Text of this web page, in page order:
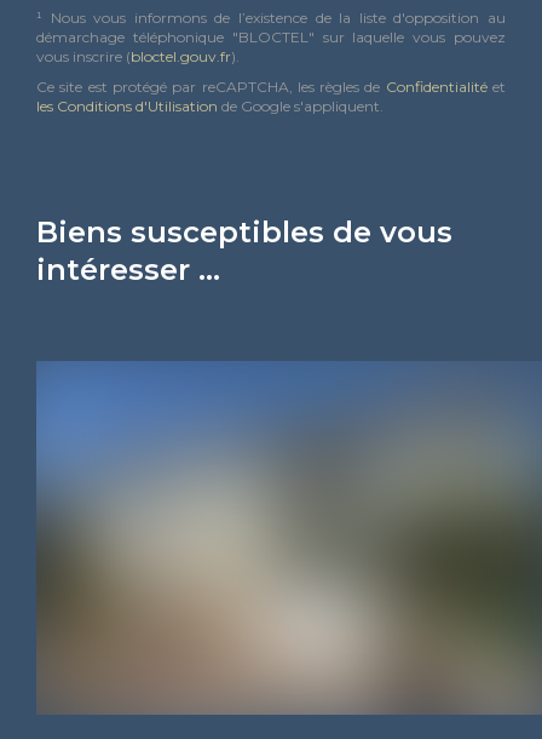
¹ Nous vous informons de l’existence de la liste d'opposition au
démarchage téléphonique "BLOCTEL" sur laquelle vous pouvez
vous inscrire (bloctel.gouv.fr).
Ce site est protégé par reCAPTCHA, les règles de Confidentialitéet
les Conditions d'Utilisation de Google s'appliquent.
Biens susceptibles de vous
intéresser ...